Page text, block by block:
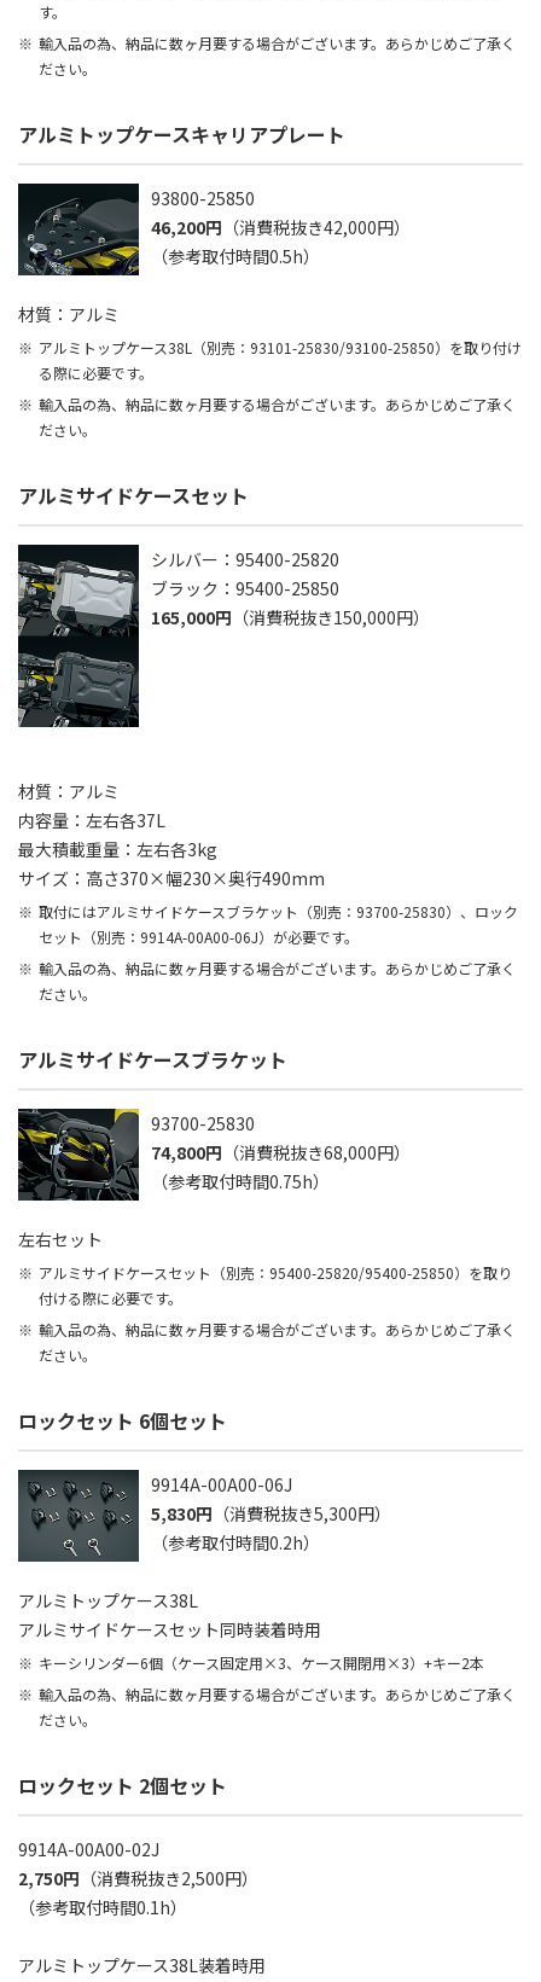
す。
輸入品の為、納品に数ヶ月要する場合がございます。あらかじめご了承く
ださい。
アルミトップケースキャリアプレート
93800-25850
46,200円 （消費税抜き42,000円）
（参考取付時間0.5h）
材質：アルミ
アルミトップケース38L（別売：93101-25830/93100-25850）を取り付け
る際に必要です。
輸入品の為、納品に数ヶ月要する場合がございます。あらかじめご了承く
ださい。
アルミサイドケースセット
シルバー：95400-25820
ブラック：95400-25850
165,000円 （消費税抜き150,000円）
材質：アルミ
内容量：左右各37L
最大積載重量：左右各3kg
サイズ：高さ370×幅230×奥行490mm
取付にはアルミサイドケースブラケット（別売：93700-25830）、ロック
セット（別売：9914A-00A00-06J）が必要です。
輸入品の為、納品に数ヶ月要する場合がございます。あらかじめご了承く
ださい。
アルミサイドケースブラケット
93700-25830
74,800円 （消費税抜き68,000円）
（参考取付時間0.75h）
左右セット
アルミサイドケースセット（別売：95400-25820/95400-25850）を取り
付ける際に必要です。
輸入品の為、納品に数ヶ月要する場合がございます。あらかじめご了承く
ださい。
ロックセット 6個セット
9914A-00A00-06J
5,830円 （消費税抜き5,300円）
（参考取付時間0.2h）
アルミトップケース38L
アルミサイドケースセット同時装着時用
キーシリンダー6個（ケース固定用×3、ケース開閉用×3）+キー2本
輸入品の為、納品に数ヶ月要する場合がございます。あらかじめご了承く
ださい。
ロックセット 2個セット
9914A-00A00-02J
2,750円 （消費税抜き2,500円）
（参考取付時間0.1h）
アルミトップケース38L装着時用